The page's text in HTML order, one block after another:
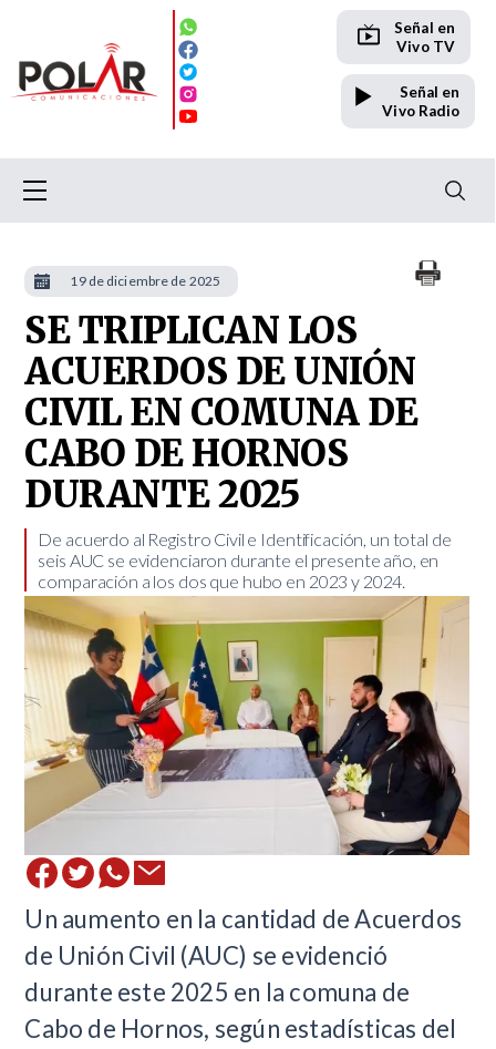
Señal en
Vivo TV
Señal en
Vivo Radio
SE TRIPLICAN LOS
ACUERDOS DE UNIÓN
CIVIL EN COMUNA DE
CABO DE HORNOS
DURANTE 2025
​De acuerdo al Registro Civil e Identificación, un total de
seis AUC se evidenciaron durante el presente año, en
comparación a los dos que hubo en 2023 y 2024.
Un aumento en la cantidad de Acuerdos
de Unión Civil (AUC) se evidenció
durante este 2025 en la comuna de
Cabo de Hornos, según estadísticas del
19 de diciembre de 2025